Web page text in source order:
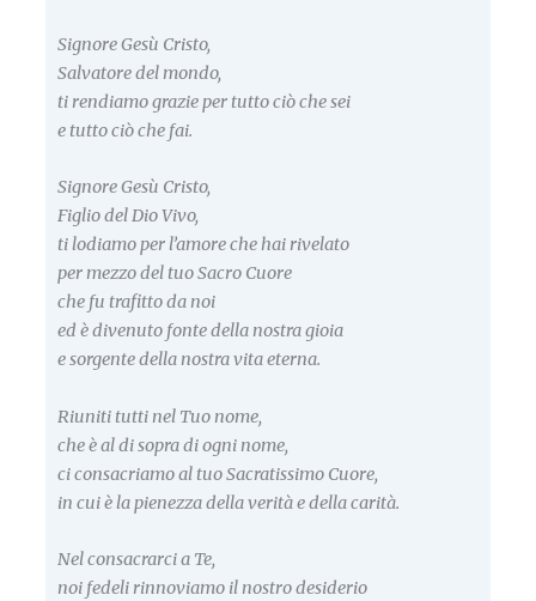
Signore Gesù Cristo,
Salvatore del mondo,
ti rendiamo grazie per tutto ciò che sei
e tutto ciò che fai.
Signore Gesù Cristo,
Figlio del Dio Vivo,
ti lodiamo per l’amore che hai rivelato
per mezzo del tuo Sacro Cuore
che fu trafitto da noi
ed è divenuto fonte della nostra gioia
e sorgente della nostra vita eterna.
Riuniti tutti nel Tuo nome,
che è al di sopra di ogni nome,
ci consacriamo al tuo Sacratissimo Cuore,
in cui è la pienezza della verità e della carità.
Nel consacrarci a Te,
noi fedeli rinnoviamo il nostro desiderio